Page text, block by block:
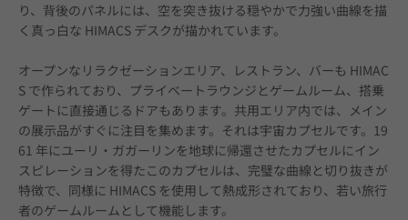
り、背後のパネルには、空を突き抜ける穏やかで力強い曲線を描
く真っ白な HIMACS デスクが描かれています。
オープンなリラクゼーションエリア、レストラン、バーも HIMAC
S で作られており、プライベートラウンジとゲームルーム、搭乗
ゲートに直接通じるドアもあります。共用エリア内では、メイン
の展示品がすぐに注目を集めます。それは宇宙カプセルです。19
61 年にユーリ・ガガーリンを地球に帰還させたカプセルにイン
スピレーションを得たこのカプセルは、完璧な曲線と切り抜きが
特徴で、同様に HIMACS を使用して熱成形されており、若い旅行
者のゲームルームとして機能します。